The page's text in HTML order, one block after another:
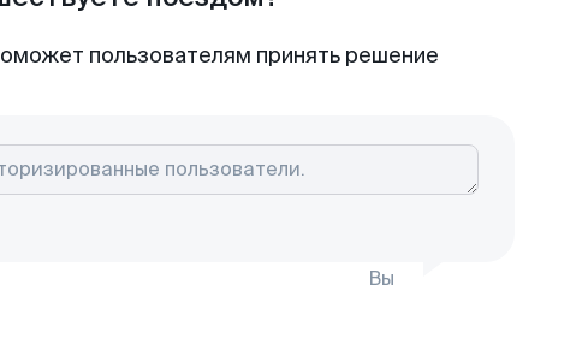
пользователям принять решение
Вы